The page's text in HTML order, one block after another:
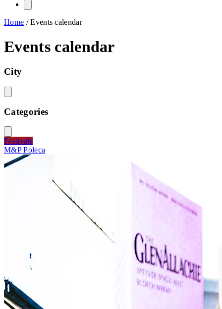
Home /Events calendar
Events calendar
City
Categories
Festivals
M&P Poleca